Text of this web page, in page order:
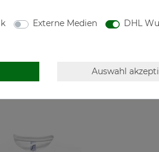
Mode designed
München, Deutschland,
Externe Medien DHL
Auswahl